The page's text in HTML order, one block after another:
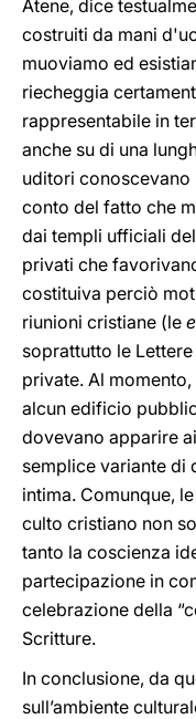
Atene, dice
costruiti da mani
muoviamo ed
riecheggia
rappresentabile in
anche su di una
uditori conoscevano
conto del fatto che
dai templi ufficiali
privati che
costituiva perciò
riunioni cristiane (le
soprattutto le
private. Al
alcun edificio
dovevano apparire
semplice variante di
intima. Comunque,
culto cristiano non
tanto la coscienza
partecipazione in
celebrazione della
Scritture.
In conclusione, da
sull’ambiente